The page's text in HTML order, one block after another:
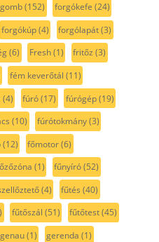
(152) forgókefe (24)
forgókúp(4) forgólapát(3)
(6) Fresh(1) fritőz (3)
fém keverőtál (11)
(4) fúró(17) fúrógép(19)
(10) fúrótokmány(3)
(12) főmotor(6)
(1) fűnyíró(52)
(4) fűtés (40)
fűtőszál (51) fűtőtest(45)
(1) gerenda (1)